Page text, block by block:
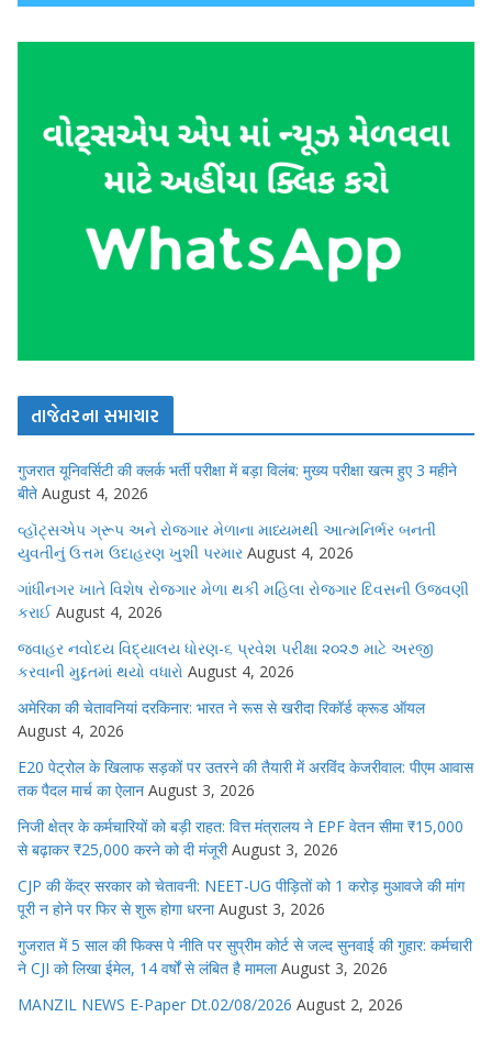
તાજેતરના સમાચાર
गुजरात यूनिवर्सिटी की क्लर्क भर्ती परीक्षा में बड़ा विलंब: मुख्य परीक्षा खत्म हुए 3 महीने
बीते August 4, 2026
વ્હૉટ્સએપ ગ્રૂપ અને રોજગાર મેળાના માધ્યમથી આત્મનિર્ભર બનતી
યુવતીનું ઉત્તમ ઉદાહરણ ખુશી પરમાર August 4, 2026
ગાંધીનગર ખાતે વિશેષ રોજગાર મેળા થકી મહિલા રોજગાર દિવસની ઉજવણી
કરાઈ August 4, 2026
જવાહર નવોદય વિદ્યાલય ધોરણ-૬ પ્રવેશ પરીક્ષા ૨૦૨૭ માટે અરજી
કરવાની મુદ્દતમાં થયો વધારો August 4, 2026
अमेरिका की चेतावनियां दरकिनार: भारत ने रूस से खरीदा रिकॉर्ड क्रूड ऑयल
August 4, 2026
E20 पेट्रोल के खिलाफ सड़कों पर उतरने की तैयारी में अरविंद केजरीवाल: पीएम आवास
तक पैदल मार्च का ऐलान August 3, 2026
निजी क्षेत्र के कर्मचारियों को बड़ी राहत: वित्त मंत्रालय ने EPF वेतन सीमा ₹15,000
से बढ़ाकर ₹25,000 करने को दी मंजूरी August 3, 2026
CJP की केंद्र सरकार को चेतावनी: NEET-UG पीड़ितों को 1 करोड़ मुआवजे की मांग
पूरी न होने पर फिर से शुरू होगा धरना August 3, 2026
गुजरात में 5 साल की फिक्स पे नीति पर सुप्रीम कोर्ट से जल्द सुनवाई की गुहार: कर्मचारी
ने CJI को लिखा ईमेल, 14 वर्षों से लंबित है मामला August 3, 2026
MANZIL NEWS E-Paper Dt.02/08/2026 August 2, 2026